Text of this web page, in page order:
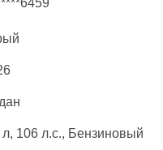
л, 106 л.с., Бензиновый